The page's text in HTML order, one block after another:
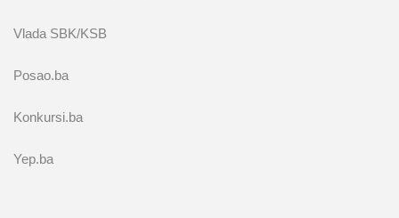
Vlada SBK/KSB
Posao.ba
Konkursi.ba
Yep.ba